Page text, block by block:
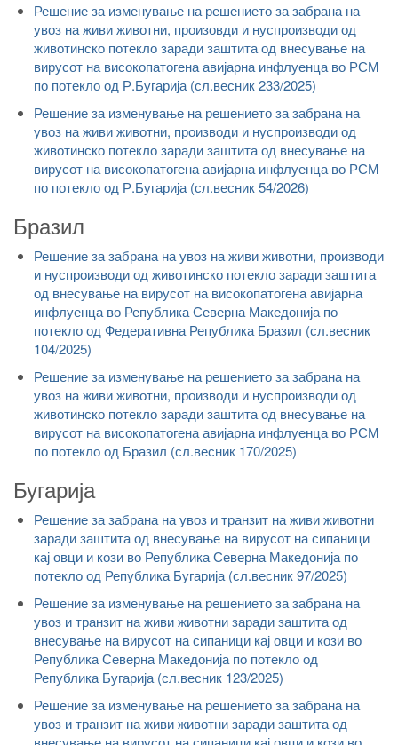
Решение за изменување на решението за забрана на
увоз на живи животни, произовди и нуспроизводи од
животинско потекло заради заштита од внесување на
вирусот на високопатогена авијарна инфлуенца во РСМ
по потекло од Р.Бугарија (сл.весник 233/2025)
Решение за изменување на решението за забрана на
увоз на живи животни, производи и нуспроизводи од
животинско потекло заради заштита од внесување на
вирусот на високопатогена авијарна инфлуенца во РСМ
по потекло од Р.Бугарија (сл.весник 54/2026)
Бразил
Решение за забрана на увоз на живи животни, производи
и нуспроизводи од животинско потекло заради заштита
од внесување на вирусот на високопатогена авијарна
инфлуенца во Република Северна Македонија по
потекло од Федеративна Република Бразил (сл.весник
104/2025)
Решение за изменување на решението за забрана на
увоз на живи животни, производи и нуспроизводи од
животинско потекло заради заштита од внесување на
вирусот на високопатогена авијарна инфлуенца во РСМ
по потекло од Бразил (сл.весник 170/2025)
Бугарија
Решение за забрана на увоз и транзит на живи животни
заради заштита од внесување на вирусот на сипаници
кај овци и кози во Република Северна Македонија по
потекло од Република Бугарија (сл.весник 97/2025)
Решение за изменување на решението за забрана на
увоз и транзит на живи животни заради заштита од
внесување на вирусот на сипаници кај овци и кози во
Република Северна Македонија по потекло од
Република Бугарија (сл.весник 123/2025)
Решение за изменување на решението за забрана на
увоз и транзит на живи животни заради заштита од